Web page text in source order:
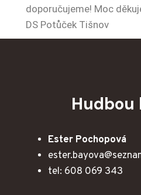
doporučujeme! Moc
DS Potůček Tišnov
Hudbou
Ester Pochopová
tel: 608 069 343